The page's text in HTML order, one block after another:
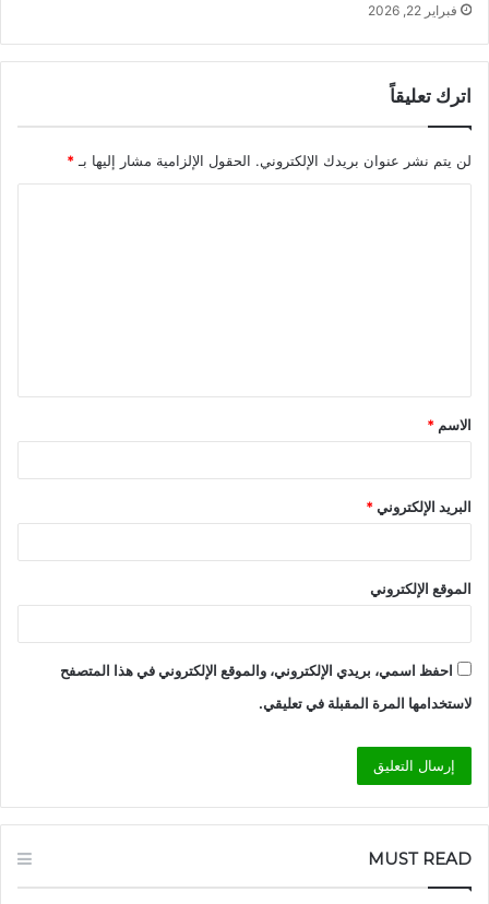
فبراير 22, 2026
اترك تعليقاً
لن يتم نشر عنوان بريدك الإلكتروني. الحقول الإلزامية مشار إليها بـ *
ق
*
الاسم *
البريد الإلكتروني*
الموقع الإلكتروني
احفظ اسمي، بريدي الإلكتروني، والموقع الإلكتروني في هذا المتصفح
لاستخدامها المرة المقبلة في تعليقي.
MUST READ